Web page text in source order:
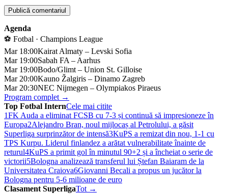
Agenda
⚽ Fotbal · Champions League
Mar 18:00Kairat Almaty – Levski Sofia
Mar 19:00Sabah FA – Aarhus
Mar 19:00Bodo/Glimt – Union St. Gilloise
Mar 20:00Kauno Žalgiris – Dinamo Zagreb
Mar 20:30NEC Nijmegen – Olympiakos Piraeus
Program complet →
Top Fotbal InternCele mai citite
1FK Auda a eliminat FCSB cu 7-3 și continuă să impresioneze în
Europa2Alejandro Bran, noul mijlocaș al Petrolului, a găsit
Superliga surprinzător de intensă3KuPS a remizat din nou, 1-1 cu
TPS Kurpu. Liderul finlandez a arătat vulnerabilitate înainte de
returul4KuPS a primit gol în minutul 90+2 și a încheiat o serie de
victorii5Bologna analizează transferul lui Ștefan Baiaram de la
Universitatea Craiova6Giovanni Becali a propus un jucător la
Bologna pentru 5-6 milioane de euro
Clasament SuperligaTot →